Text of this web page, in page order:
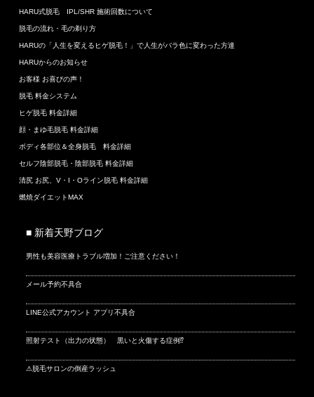
HARU式脱毛 IPL/SHR 施術回数について
脱毛の流れ・毛の剃り方
HARUの「人生を変えるヒゲ脱毛！」で人生がバラ色に変わった方達
HARUからのお知らせ
お客様 お喜びの声！
脱毛 料金システム
ヒゲ脱毛 料金詳細
顔・まゆ毛脱毛 料金詳細
ボディ各部位＆全身脱毛 料金詳細
セルフ陰部脱毛・陰部脱毛 料金詳細
清尻 お尻、V・I・Oライン脱毛 料金詳細
燃焼ダイエットMAX
■ 新着天野ブログ
男性も美容医療トラブル増加！ご注意ください！
メール予約不具合
LINE公式アカウント アプリ不具合
照射テスト（出力の状態） 黒いと火傷する症例⁉
⚠脱毛サロンの倒産ラッシュ